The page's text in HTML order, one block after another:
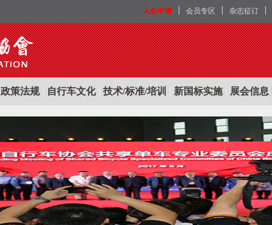
入会申请 会员专区 杂志征订
政策法规 自行车文化 技术/标准/培训 新国标实施 展会信息